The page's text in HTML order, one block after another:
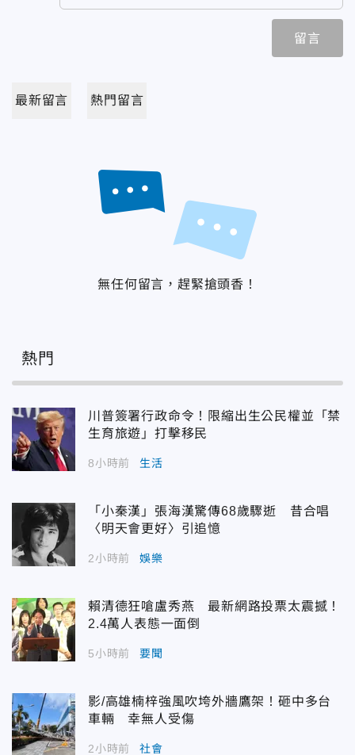
留言
最新留言 熱門留言
無任何留言，趕緊搶頭香！
熱門
川普簽署行政命令！限縮出生公民權並「禁
生育旅遊」打擊移民
8小時前 生活
「小秦漢」張海漢驚傳68歲驟逝 昔合唱
〈明天會更好〉引追憶
2小時前 娛樂
賴清德狂嗆盧秀燕 最新網路投票太震撼！
2.4萬人表態一面倒
5小時前 要聞
影/高雄楠梓強風吹垮外牆鷹架！砸中多台
車輛 幸無人受傷
2小時前 社會